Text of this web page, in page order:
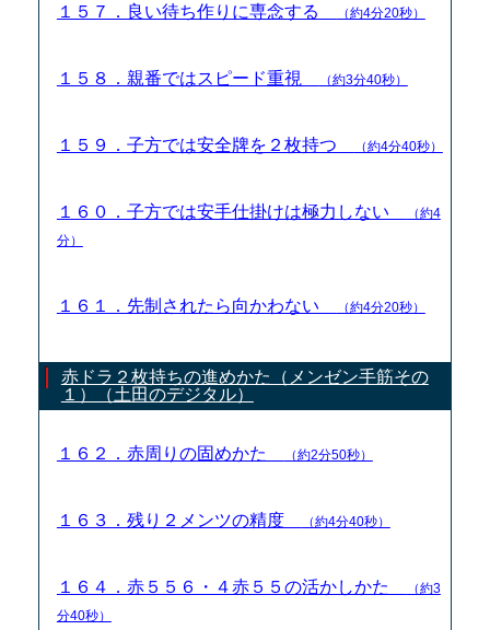
１５７．良い待ち作りに専念する （約4分20秒）
１５８．親番ではスピード重視 （約3分40秒）
１５９．子方では安全牌を２枚持つ （約4分40秒）
１６０．子方では安手仕掛けは極力しない
（約4
分）
１６１．先制されたら向かわない （約4分20秒）
赤ドラ２枚持ちの進めかた（メンゼン手筋その
１）（土田のデジタル）
１６２．赤周りの固めかた （約2分50秒）
１６３．残り２メンツの精度 （約4分40秒）
１６４．赤５５６・４赤５５の活かしかた
（約3
分40秒）